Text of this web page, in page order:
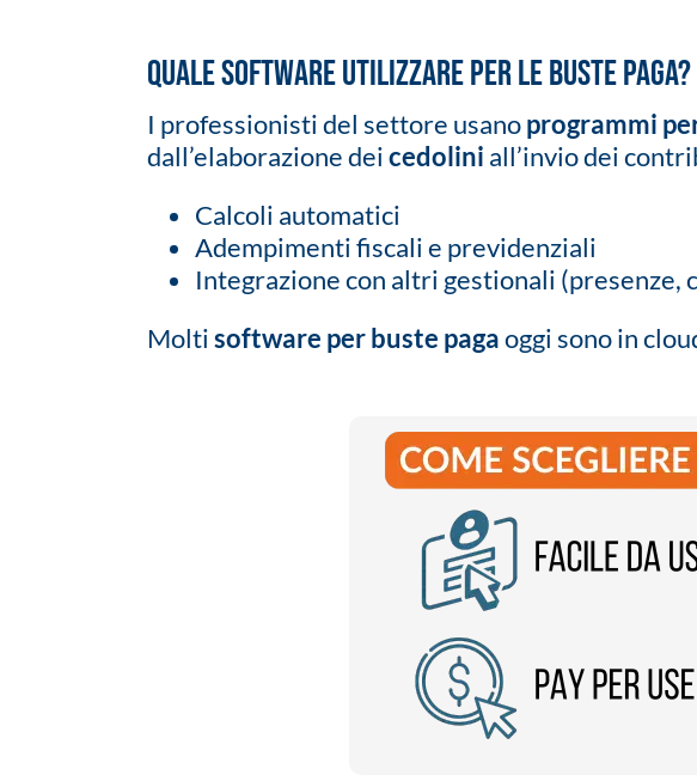
Quale software utilizzare per le buste paga?
I professionisti del settore usanoprogrammi
dall’elaborazione deicedolini all’invio dei
Calcoli automatici
Adempimenti fiscali e previdenziali
Integrazione con altri gestionali (presenze,
Moltisoftware per buste pagaoggi sono in